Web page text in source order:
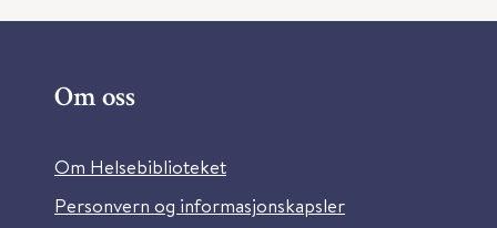
Om oss
Om Helsebiblioteket
Personvern og informasjonskapsler